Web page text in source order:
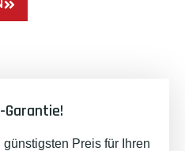
Preis für Ihren